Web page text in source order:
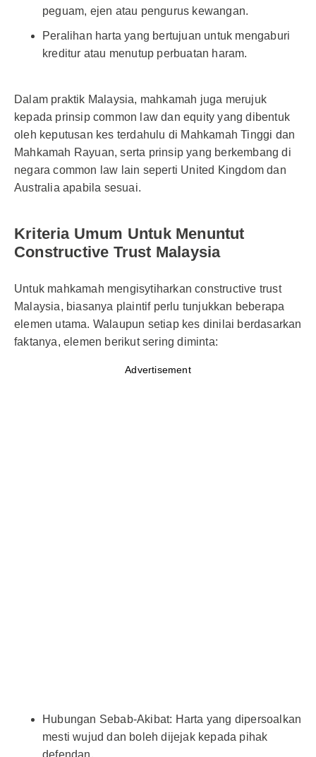
peguam, ejen atau pengurus kewangan.
Peralihan harta yang bertujuan untuk mengaburi
kreditur atau menutup perbuatan haram.
Dalam praktik Malaysia, mahkamah juga merujuk
kepada prinsip common law dan equity yang dibentuk
oleh keputusan kes terdahulu di Mahkamah Tinggi dan
Mahkamah Rayuan, serta prinsip yang berkembang di
negara common law lain seperti United Kingdom dan
Australia apabila sesuai.
Kriteria Umum Untuk Menuntut
Constructive Trust Malaysia
Untuk mahkamah mengisytiharkan constructive trust
Malaysia, biasanya plaintif perlu tunjukkan beberapa
elemen utama. Walaupun setiap kes dinilai berdasarkan
faktanya, elemen berikut sering diminta:
Advertisement
Hubungan Sebab-Akibat: Harta yang dipersoalkan
mesti wujud dan boleh dijejak kepada pihak
defendan.